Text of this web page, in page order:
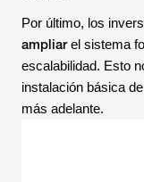
Por último, los
ampliarel sistema
escalabilidad. Esto
instalación básica
más adelante.